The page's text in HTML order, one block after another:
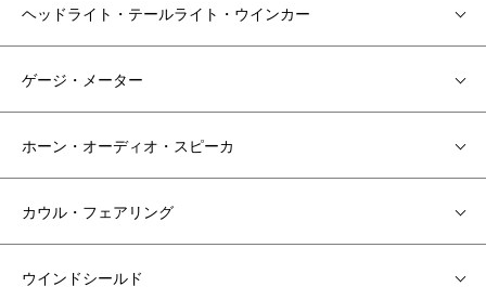
ヘッドライト・テールライト・ウインカー
ゲージ・メーター
ホーン・オーディオ・スピーカ
カウル・フェアリング
ウインドシールド